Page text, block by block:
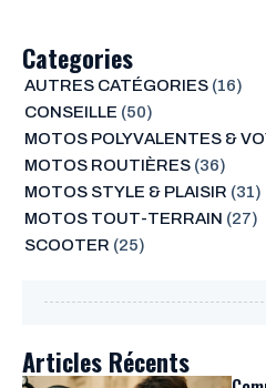
Categories
AUTRES CATÉGORIES(16)
CONSEILLE (50)
MOTOS POLYVALENTES &
MOTOS ROUTIÈRES(36)
MOTOS STYLE & PLAISIR (31)
MOTOS TOUT-TERRAIN (27)
SCOOTER (25)
Articles Récents